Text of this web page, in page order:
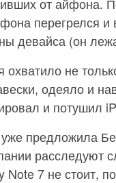
перегрелся
девайса (он
охватило не
одеяло и
и потушил
предложила
расследуют
Note 7 не стоит,